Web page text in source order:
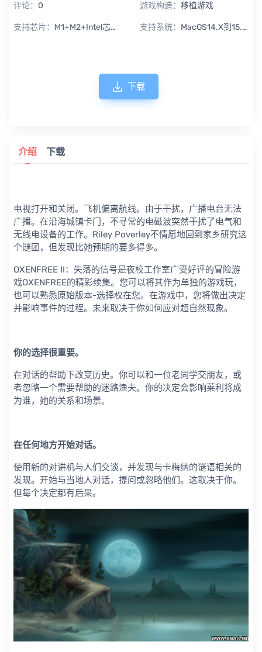
评论： 0 游戏构造： 移植游戏
支持芯片： M1+M2+Intel芯片通用 支持系统： MacOS14.X到15.X Sequoia
下载
介绍 下载
电视打开和关闭。飞机偏离航线。由于干扰，广播电台无法
广播。在沿海城镇卡门，不寻常的电磁波突然干扰了电气和
无线电设备的工作。Riley Poverley不情愿地回到家乡研究这
个谜团，但发现比她预期的要多得多。
OXENFREE II：失落的信号是夜校工作室广受好评的冒险游
戏OXENFREE的精彩续集。您可以将其作为单独的游戏玩，
也可以熟悉原始版本-选择权在您。在游戏中，您将做出决定
并影响事件的过程。未来取决于你如何应对超自然现象。
你的选择很重要。
在对话的帮助下改变历史。你可以和一位老同学交朋友，或
者忽略一个需要帮助的迷路渔夫。你的决定会影响莱利将成
为谁，她的关系和场景。
在任何地方开始对话。
使用新的对讲机与人们交谈，并发现与卡梅纳的谜语相关的
发现。开始与当地人对话，提问或忽略他们。这取决于你。
但每个决定都有后果。